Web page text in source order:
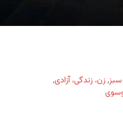
, زن، زندگی، آزادی,